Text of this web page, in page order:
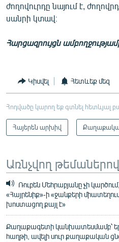
ժողովուրդը նայում է,
սանրի կտավ։
Հարցազրույցն
Կիսվել Հետևեք մեզ
Հոդվածը կարող եք գտնել հետևյալ
Հայերեն արխիվ
Առնչվող թեմաներով
Ռուբեն Մեհրաբյանը չի
«Հայրենիք»-ի «ջանքերի
խոստացող քայլ է»
Քաղաքագետի կանխատեսմամբ՝ եթե
հաղթի, ավելի սուր քաղաքական